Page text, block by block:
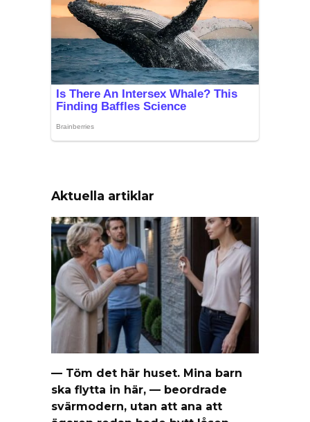
Aktuella artiklar
— Töm det här huset. Mina barn
ska flytta in här, — beordrade
svärmodern, utan att ana att